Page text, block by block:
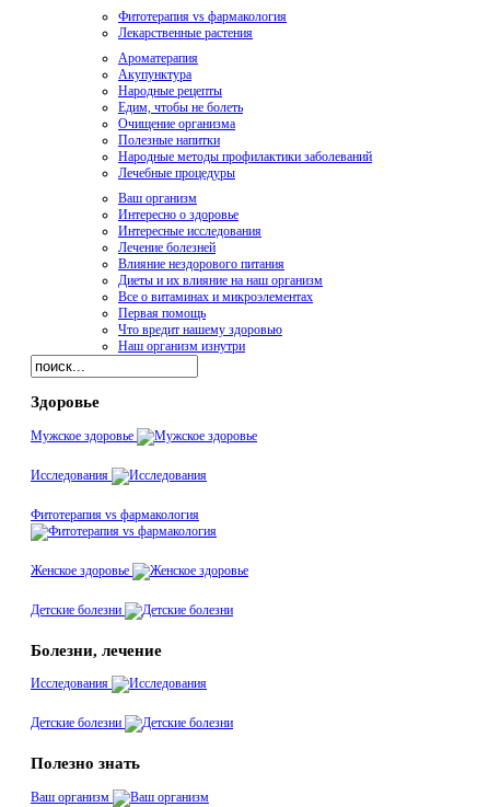
Фитотерапия vs фармакология
Лекарственные растения
Ароматерапия
Акупунктура
Народные рецепты
Едим, чтобы не болеть
Очищение организма
Полезные напитки
Народные методы профилактики заболеваний
Лечебные процедуры
Ваш организм
Интересно о здоровье
Интересные исследования
Лечение болезней
Влияние нездорового питания
Диеты и их влияние на наш организм
Все о витаминах и микроэлементах
Первая помощь
Что вредит нашему здоровью
Наш организм изнутри
Здоровье
Мужское здоровье
Исследования
Фитотерапия vs фармакология
Женское здоровье
Детские болезни
Болезни, лечение
Исследования
Детские болезни
Полезно знать
Ваш организм